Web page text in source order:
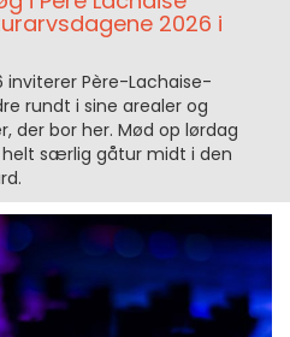
2026 i
inviterer Père-Lachaise-
rundt i sine arealer og
der bor her. Mød op lørdag
særlig gåtur midt i den